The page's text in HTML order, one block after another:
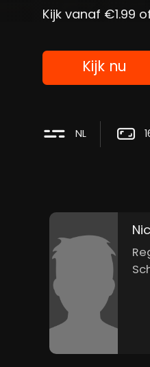
Kijk vanaf €1.99
Kijk nu
NL